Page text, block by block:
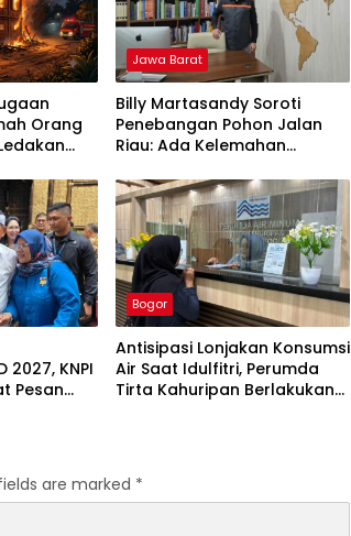
Orang
Jawa Barat
Billy Martasandy Soroti
Penebangan Pohon Jalan
Riau: Ada Kelemahan
Jangan Tunggu Viral Baru
Bertindak
2027, KNPI
Pesan
Bogor
Antisipasi Lonjakan Konsumsi
Air Saat Idulfitri, Perumda
Tirta Kahuripan Berlakukan
are marked *